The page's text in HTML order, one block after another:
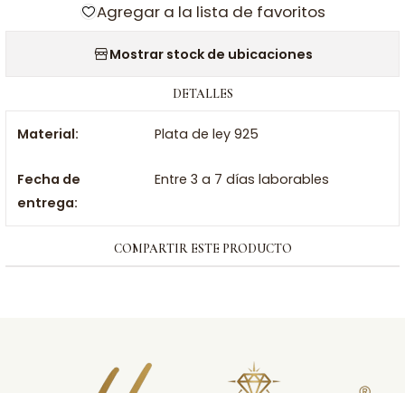
Agregar a la lista de favoritos
Mostrar stock de ubicaciones
DETALLES
Material: Plata de ley 925
Fecha de
entrega:
Entre 3 a 7 días laborables
COMPARTIR ESTE PRODUCTO